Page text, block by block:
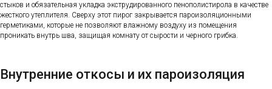
стыков и обязательная укладка экструдированного пенополистирола в качестве
жесткого утеплителя. Сверху этот пирог закрывается пароизоляционными
герметиками, которые не позволяют влажному воздуху из помещения
проникать внутрь шва, защищая комнату от сырости и черного грибка.
Внутренние откосы и их пароизоляция